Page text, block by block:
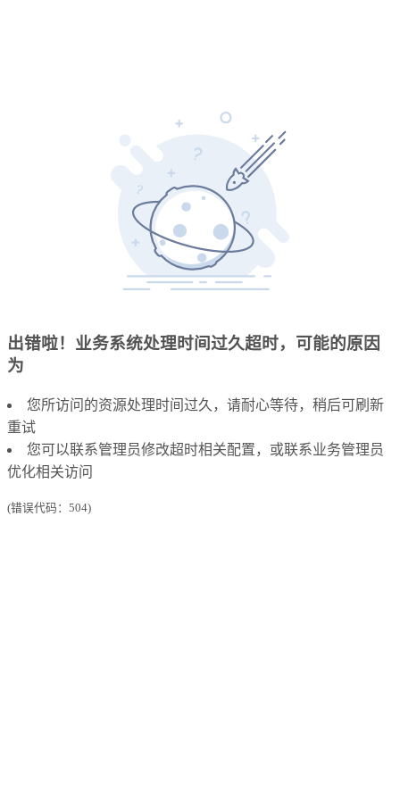
出错啦！业务系统处理时间过久超时，可能的原因
为
您所访问的资源处理时间过久，请耐心等待，稍后可刷新
重试
您可以联系管理员修改超时相关配置，或联系业务管理员
优化相关访问
(错误代码：504)